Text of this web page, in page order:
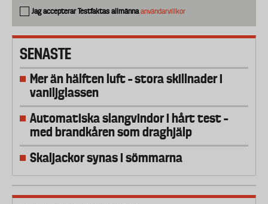
Jag accepterar Testfaktas allmännaanvändarvillkor
SENASTE
Mer än hälften luft – stora skillnader i
vaniljglassen
Automatiska slangvindor i hårt test –
med brandkåren som draghjälp
Skaljackor synas i sömmarna